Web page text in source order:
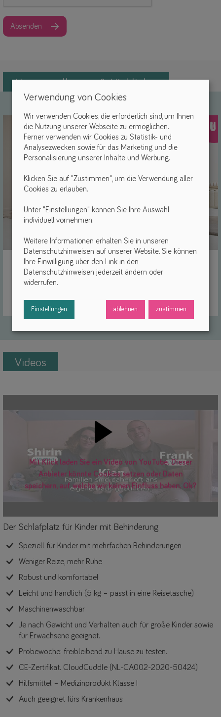
Absenden
Neuvorstellungen & Highlights
NEU
CloudCuddle Maxx Bettzelt
Reisebetten
Videos
Mit Klick laden Sie ein Video von YouTube. Dieser
Anbieter könnte Cookies setzen oder Daten
speichern, auf welche wir keinen Einfluss haben. Ok?
Der Schlafplatz für Kinder mit Behinderung
Speziell für Kinder mit mehrfachen Behinderungen
Weniger Reize, mehr Ruhe
Robust und komfortabel
Leicht und handlich (5 kg – passt in eine Reisetasche)
Maschinenwaschbar
Je nach Gewicht und Verhalten auch für große Kinder sowie
für Erwachsene geeignet.
Probewoche: freibleibend zu Hause zu testen.
CE-Zertifikat. CloudCuddle (NL-CA002-2020-50424)
Hilfsmittel – Medizinprodukt Klasse I
Auch geeignet fürs Krankenhaus
Verwendung von Cookies
Wir verwenden Cookies, die erforderlich sind, um Ihnen
die Nutzung unserer Webseite zu ermöglichen.
Ferner verwenden wir Cookies zu Statistik- und
Analysezwecken sowie für das Marketing und die
Personalisierung unserer Inhalte und Werbung.
Klicken Sie auf "Zustimmen", um die Verwendung aller
Cookies zu erlauben.
Unter "Einstellungen" können Sie Ihre Auswahl
individuell vornehmen.
Weitere Informationen erhalten Sie in unseren
Datenschutzhinweisen auf unserer Website. Sie können
Ihre Einwilligung über den Link in den
Datenschutzhinweisen jederzeit ändern oder
widerrufen.
Einstellungen ablehnen zustimmen